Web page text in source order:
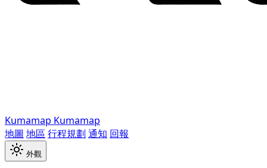
Kumamap Kumamap
地圖 地區 行程規劃 通知 回報
外觀